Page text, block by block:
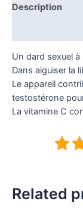
Description
Un dard sexuel
Dans aiguiser la
Le appareil
testostérone
La vitamine C
Related